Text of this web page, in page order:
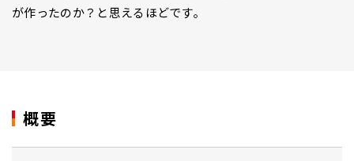
が作ったのか？と思えるほどです。
概要